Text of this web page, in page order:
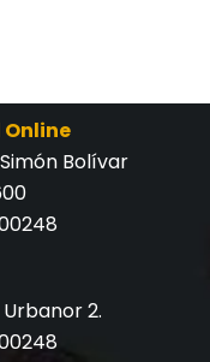
Bolívar
Urbanor 2.